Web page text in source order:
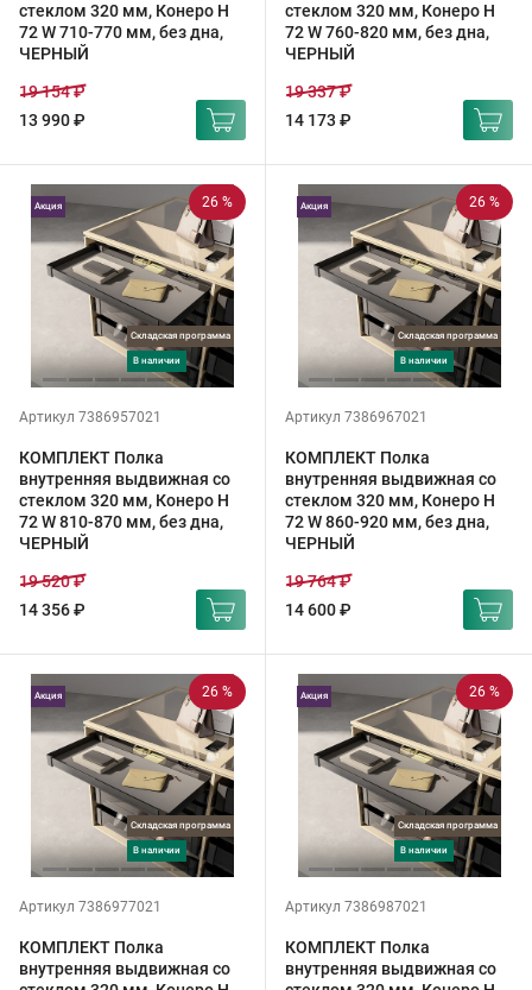
стеклом 320 мм, Конеро H
72 W 710-770 мм, без дна,
ЧЕРНЫЙ
13 990 ₽
19 154 ₽
стеклом 320 мм, Конеро H
72 W 760-820 мм, без дна,
ЧЕРНЫЙ
14 173 ₽
19 337 ₽
26 %
Складская программа
в наличии
Акция
Артикул 7386957021
КОМПЛЕКТ Полка
внутренняя выдвижная со
стеклом 320 мм, Конеро H
72 W 810-870 мм, без дна,
ЧЕРНЫЙ
14 356 ₽
19 520 ₽
26 %
Складская программа
в наличии
Акция
Артикул 7386967021
КОМПЛЕКТ Полка
внутренняя выдвижная со
стеклом 320 мм, Конеро H
72 W 860-920 мм, без дна,
ЧЕРНЫЙ
14 600 ₽
19 764 ₽
26 %
Складская программа
в наличии
Акция
Артикул 7386977021
КОМПЛЕКТ Полка
внутренняя выдвижная со
26 %
Складская программа
в наличии
Акция
Артикул 7386987021
КОМПЛЕКТ Полка
внутренняя выдвижная со